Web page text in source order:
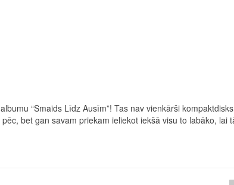
“Smaids Līdz Ausīm”! Tas nav vienkārši
bet gan savam priekam ieliekot iekšā visu to labāko, lai